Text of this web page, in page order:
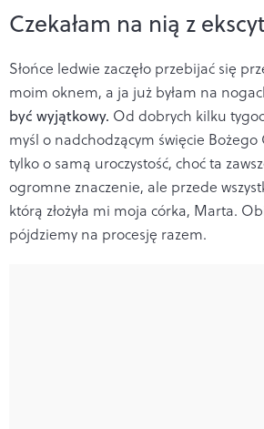
Czekałam na nią z
Słońce ledwie zaczęło przebijać się
moim oknem, a ja już byłam na
być wyjątkowy. Od dobrych kilku
myśl o nadchodzącym święcie Bożego
tylko o samą uroczystość, choć ta
ogromne znaczenie, ale przede
którą złożyła mi moja córka, Marta.
pójdziemy na procesję razem.